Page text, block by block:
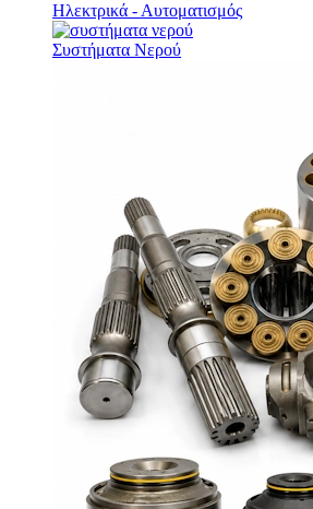
Ηλεκτρικά - Αυτοματισμός
Συστήματα Νερού